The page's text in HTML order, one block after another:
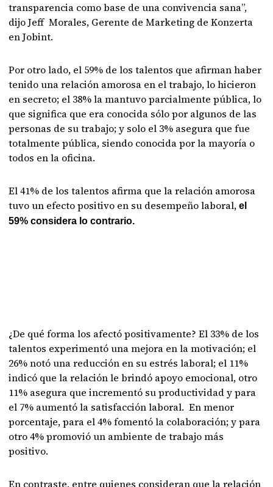
transparencia como base de una convivencia sana”,
dijo Jeff Morales, Gerente de Marketing de Konzerta
en Jobint.
Por otro lado, el 59% de los talentos que afirman haber
tenido una relación amorosa en el trabajo, lo hicieron
en secreto; el 38% la mantuvo parcialmente pública, lo
que significa que era conocida sólo por algunos de las
personas de su trabajo; y solo el 3% asegura que fue
totalmente pública, siendo conocida por la mayoría o
todos en la oficina.
El 41% de los talentos afirma que la relación amorosa
tuvo un efecto positivo en su desempeño laboral,el
59% considera lo contrario.
¿De qué forma los afectó positivamente? El 33% de los
talentos experimentó una mejora en la motivación; el
26% notó una reducción en su estrés laboral; el 11%
indicó que la relación le brindó apoyo emocional, otro
11% asegura que incrementó su productividad y para
el 7% aumentó la satisfacción laboral. En menor
porcentaje, para el 4% fomentó la colaboración; y para
otro 4% promovió un ambiente de trabajo más
positivo.
En contraste, entre quienes consideran que la relación